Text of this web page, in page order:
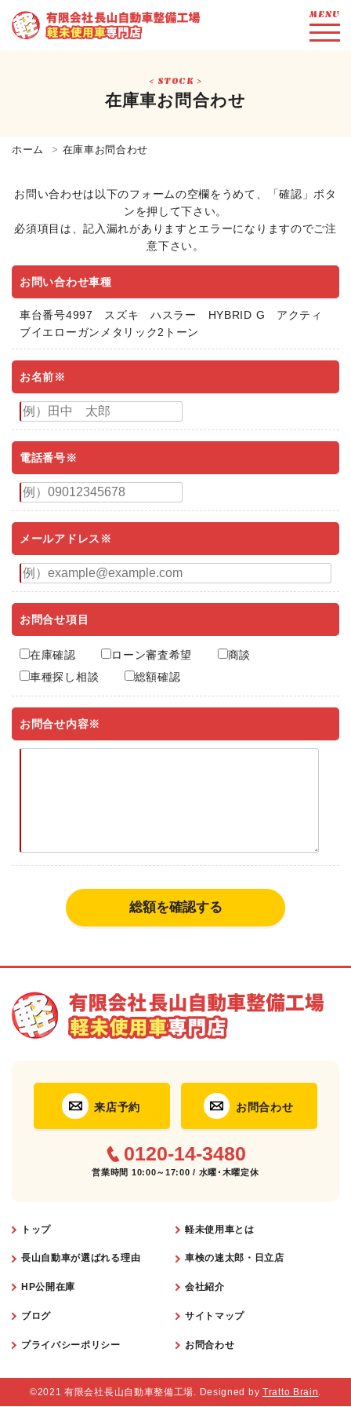
MENU
STOCK
在庫車お問合わせ
ホーム 在庫車お問合わせ
お問い合わせは以下のフォームの空欄をうめて、「確認」ボタ
ンを押して下さい。
必須項目は、記入漏れがありますとエラーになりますのでご注
意下さい。
お問い合わせ車種
車台番号4997 スズキ ハスラー HYBRID G アクティ
ブイエローガンメタリック2トーン
お名前※
電話番号※
メールアドレス※
お問合せ項目
在庫確認 ローン審査希望
商談
車種探し相談
総額確認
お問合せ内容※
来店予約 お問合わせ
0120-14-3480
営業時間 10:00～17:00 / 水曜･木曜定休
トップ 軽未使用車とは
長山自動車が選ばれる理由 車検の速太郎・日立店
HP公開在庫 会社紹介
ブログ サイトマップ
プライバシーポリシー お問合わせ
©2021 有限会社長山自動車整備工場. Designed by Tratto Brain